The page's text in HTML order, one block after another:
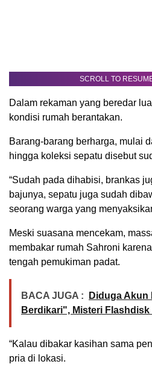
SCROLL TO
Dalam rekaman yang beredar
kondisi rumah berantakan.
Barang-barang berharga, mulai
hingga koleksi sepatu disebut
“Sudah pada dihabisi, brankas
bajunya, sepatu juga sudah
seorang warga yang
Meski suasana mencekam,
membakar rumah Sahroni
tengah pemukiman padat.
BACA JUGA :
Diduga
Berdikari", Misteri
“Kalau dibakar kasihan sama
pria di lokasi.